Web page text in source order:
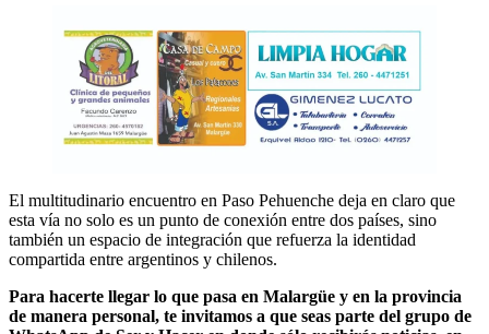
El multitudinario encuentro en Paso Pehuenche deja en claro que
esta vía no solo es un punto de conexión entre dos países, sino
también un espacio de integración que refuerza la identidad
compartida entre argentinos y chilenos.
Para hacerte llegar lo que pasa en Malargüe y en la provincia
de manera personal, te invitamos a que seas parte del grupo de